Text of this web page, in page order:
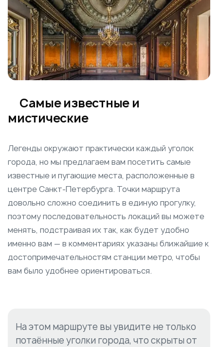
Самые известные и
мистические
Легенды окружают практически каждый уголок
города, но мы предлагаем вам посетить самые
известные и пугающие места, расположенные в
центре Санкт-Петербурга. Точки маршрута
довольно сложно соединить в единую прогулку,
поэтому последовательность локаций вы можете
менять, подстраивая их так, как будет удобно
именно вам — в комментариях указаны ближайшие к
достопримечательностям станции метро, чтобы
вам было удобнее ориентироваться.
На этом маршруте вы увидите не только
потаённые уголки города, что скрыты от